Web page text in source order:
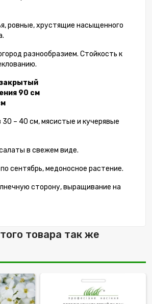
ровные, хрустящие насыщенного
разнообразием. Стойкость к
закрытый
90 см
– 40 см, мясистые и кучерявые
в свежем виде.
сентябрь, медоносное растение.
сторону, выращивание на
товара так же